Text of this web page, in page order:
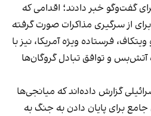
گفت‌وگو خبر دادند؛ اقدامی که
از سرگیری مذاکرات صورت گرفته
فرستاده ویژه آمریکا، نیز با
و توافق تبادل گروگان‌ها
گزارش داده‌اند که میانجی‌ها
برای پایان دادن به جنگ به